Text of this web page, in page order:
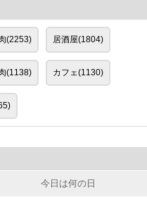
(2253) 居酒屋(1804)
(1138) カフェ(1130)
今日は何の日